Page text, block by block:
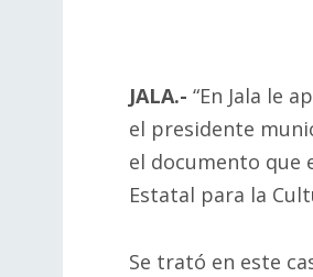
JALA.- “En Jala le
el presidente
el documento que
Estatal para la
Se trató en este